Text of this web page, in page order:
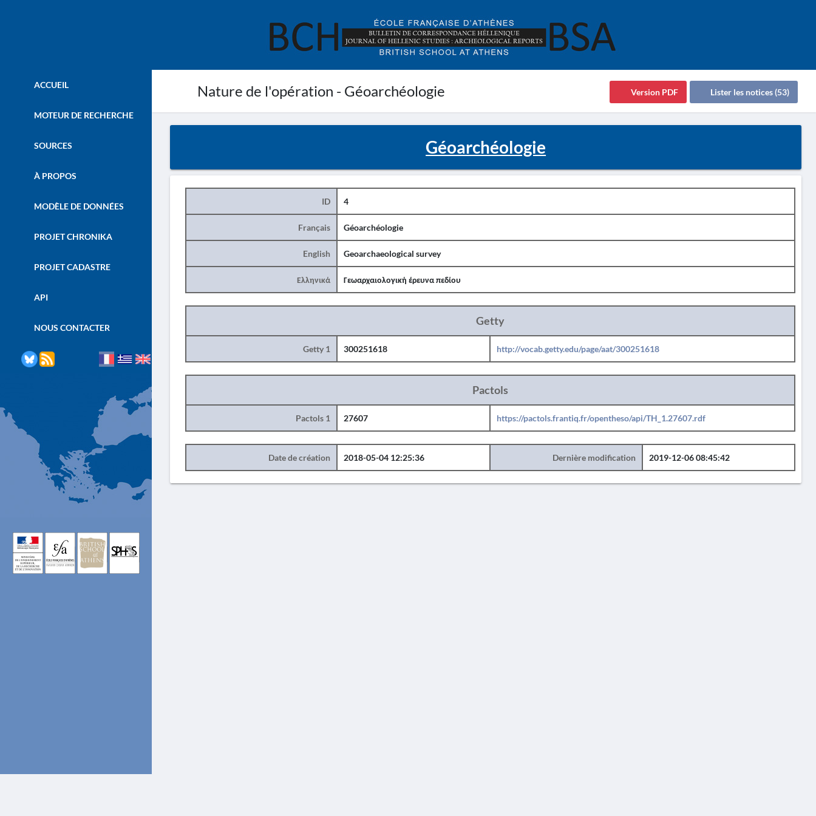
Nature de l'opération - Géoarchéologie Lister les notices (53)
Version PDF
ACCUEIL
MOTEUR DE RECHERCHE
SOURCES
À PROPOS
MODÈLE DE DONNÉES
PROJET CHRONIKA
PROJET CADASTRE
API
NOUS CONTACTER
Géoarchéologie
ID 4
Français Géoarchéologie
English Geoarchaeological survey
Ελληνικά Γεωαρχαιολογική έρευνα πεδίου
Getty
Getty 1 300251618 http://vocab.getty.edu/page/aat/300251618
Pactols
Pactols 1 27607 https://pactols.frantiq.fr/opentheso/api/TH_1.27607.rdf
Date de création 2018-05-04 12:25:36 Dernière modification 2019-12-06 08:45:42